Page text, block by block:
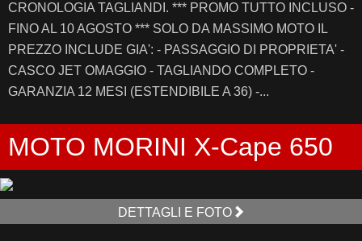
CRONOLOGIA TAGLIANDI. *** PROMO TUTTO INCLUSO -
FINO AL 10 AGOSTO *** SOLO DA MASSIMO MOTO IL
PREZZO INCLUDE GIA': - PASSAGGIO DI PROPRIETA' -
CASCO JET OMAGGIO - TAGLIANDO COMPLETO -
GARANZIA 12 MESI (ESTENDIBILE A 36) -...
MOTO MORINI X-Cape 650
DETTAGLI E FOTO